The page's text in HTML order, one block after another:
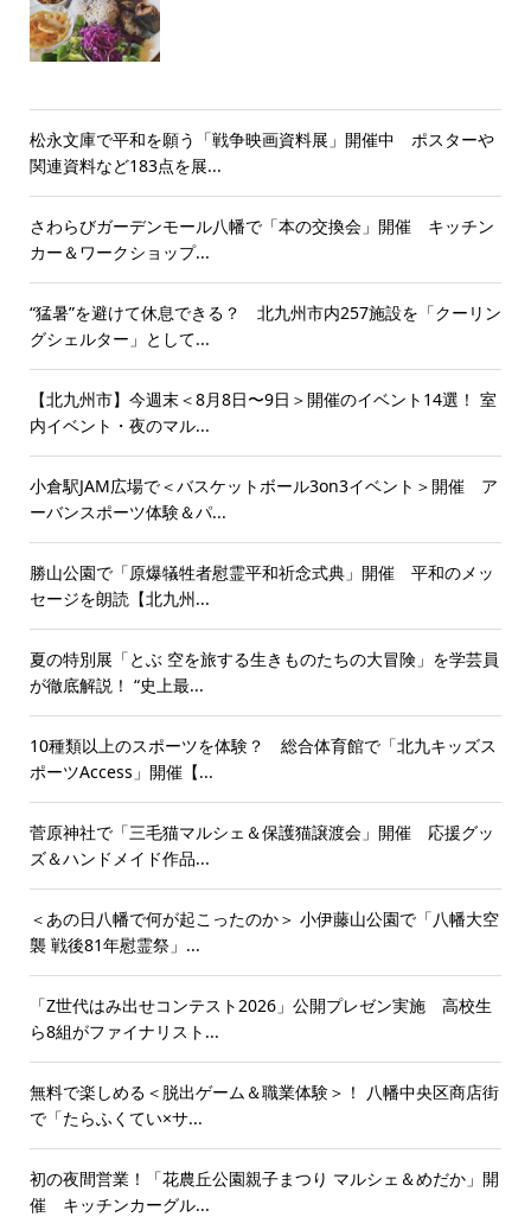
松永文庫で平和を願う「戦争映画資料展」開催中 ポスターや
関連資料など183点を展...
さわらびガーデンモール八幡で「本の交換会」開催 キッチン
カー＆ワークショップ...
“猛暑”を避けて休息できる？ 北九州市内257施設を「クーリン
グシェルター」として...
【北九州市】今週末＜8月8日〜9日＞開催のイベント14選！ 室
内イベント・夜のマル...
小倉駅JAM広場で＜バスケットボール3on3イベント＞開催 ア
ーバンスポーツ体験＆パ...
勝山公園で「原爆犠牲者慰霊平和祈念式典」開催 平和のメッ
セージを朗読【北九州...
夏の特別展「とぶ 空を旅する生きものたちの大冒険」を学芸員
が徹底解説！ “史上最...
10種類以上のスポーツを体験？ 総合体育館で「北九キッズス
ポーツAccess」開催【...
菅原神社で「三毛猫マルシェ＆保護猫譲渡会」開催 応援グッ
ズ＆ハンドメイド作品...
＜あの日八幡で何が起こったのか＞ 小伊藤山公園で「八幡大空
襲 戦後81年慰霊祭」...
「Z世代はみ出せコンテスト2026」公開プレゼン実施 高校生
ら8組がファイナリスト...
無料で楽しめる＜脱出ゲーム＆職業体験＞！ 八幡中央区商店街
で「たらふくてい×サ...
初の夜間営業！「花農丘公園親子まつり マルシェ＆めだか」開
催 キッチンカーグル...